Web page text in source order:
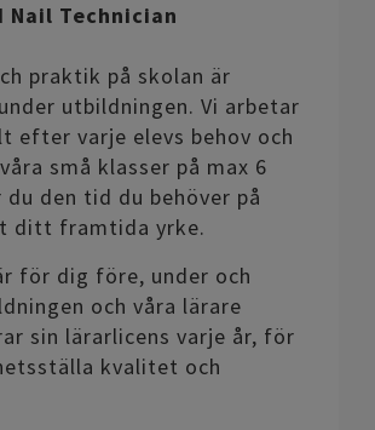
Nail Technician
praktik på skolan är
utbildningen. Vi arbetar
efter varje elevs behov och
små klasser på max 6
du den tid du behöver på
ditt framtida yrke.
för dig före, under och
och våra lärare
sin lärarlicens varje år, för
kvalitet och